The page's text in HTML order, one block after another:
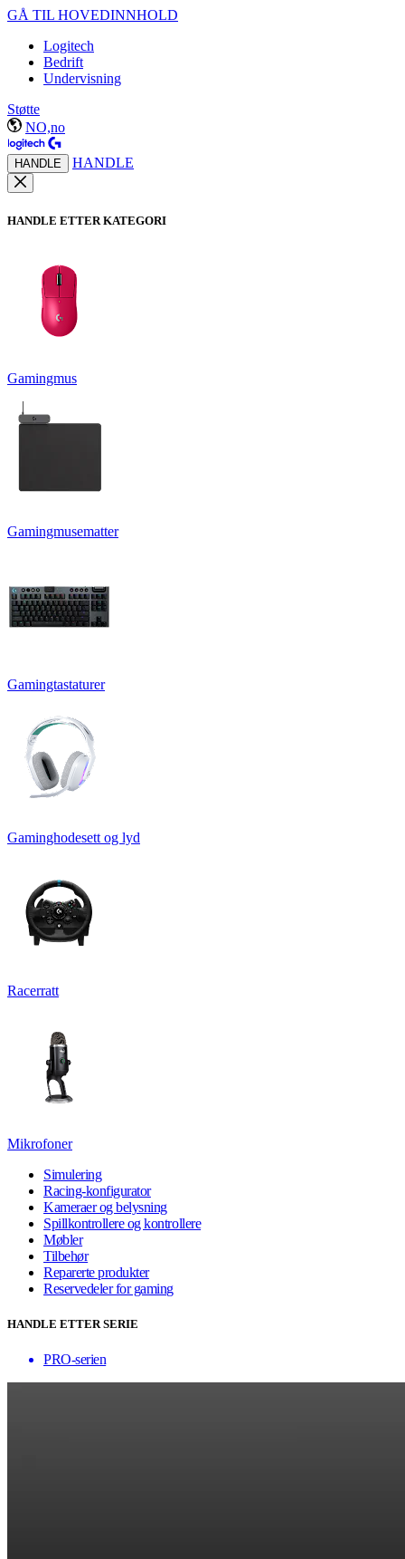
GÅ TIL HOVEDINNHOLD
Logitech
Bedrift
Undervisning
Støtte
NO,no
HANDLE HANDLE
HANDLE ETTER KATEGORI
Gamingmus
Gamingmusematter
Gamingtastaturer
Gaminghodesett og lyd
Racerratt
Mikrofoner
Simulering
Racing-konfigurator
Kameraer og belysning
Spillkontrollere og kontrollere
Møbler
Tilbehør
Reparerte produkter
Reservedeler for gaming
HANDLE ETTER SERIE
PRO-serien